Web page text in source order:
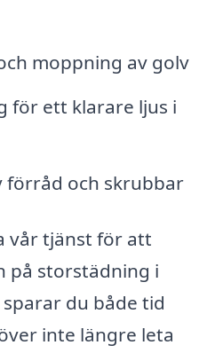
moppning av golv
för ett klarare ljus i
förråd och skrubbar
vår tjänst för att
på storstädning i
du både tid
inte längre leta